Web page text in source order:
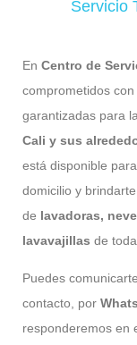
Servicio
En Centro de
comprometidos
garantizadas para la
Cali y sus
está disponible
domicilio y
de lavadoras,
lavavajillas de
Puedes
contacto, por
responderemos en